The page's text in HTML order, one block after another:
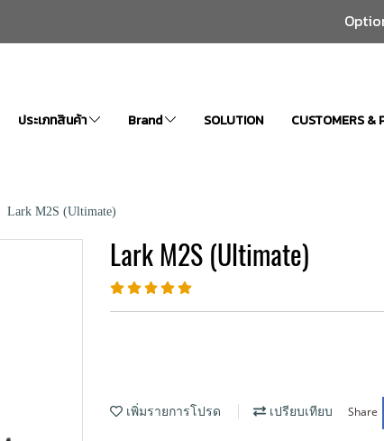
ประเภทสินค้า Brand SOLUTION CUSTOMERS &
Lark M2S (Ultimate)
Lark M2S (Ultimate)
เพิ่มรายการโปรด เปรียบเทียบ Share